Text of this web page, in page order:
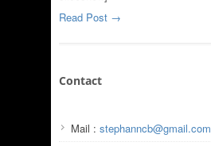
Read Post →
Contact
Mail : stephanncb@gmail.com